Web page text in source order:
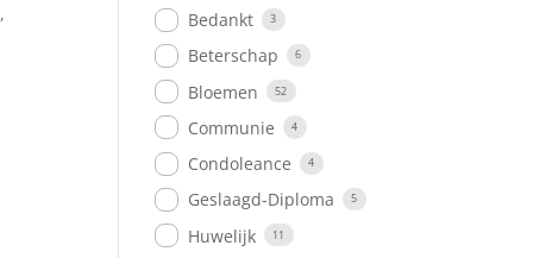
,
Bedankt 3
Beterschap 6
Bloemen 52
Communie 4
Condoleance 4
Geslaagd-Diploma 5
Huwelijk 11